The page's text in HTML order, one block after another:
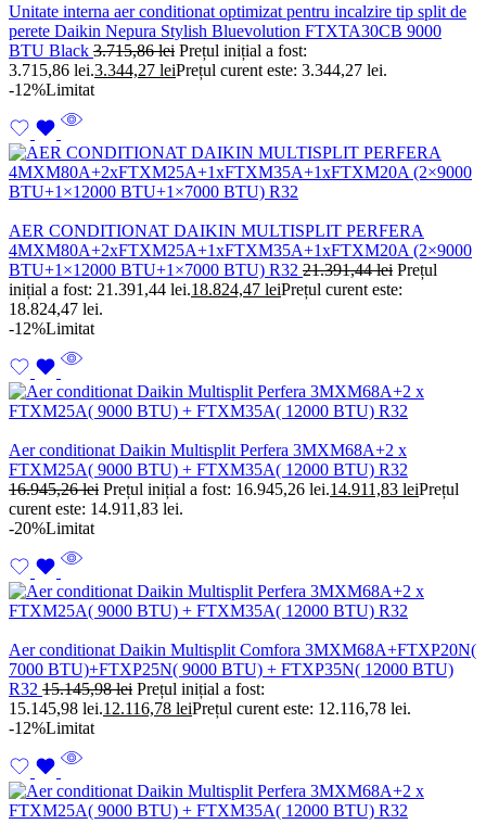
Unitate interna aer conditionat optimizat pentru incalzire tip split de
perete Daikin Nepura Stylish Bluevolution FTXTA30CB 9000
BTU Black 3.715,86lei Prețul inițial a fost:
3.715,86 lei.3.344,27 leiPrețul curent este: 3.344,27 lei.
-12%Limitat
AER CONDITIONAT DAIKIN MULTISPLIT PERFERA
4MXM80A+2xFTXM25A+1xFTXM35A+1xFTXM20A (2×9000
BTU+1×12000 BTU+1×7000 BTU) R32 21.391,44lei Prețul
inițial a fost: 21.391,44 lei.18.824,47 leiPrețul curent este:
18.824,47 lei.
-12%Limitat
Aer conditionat Daikin Multisplit Perfera 3MXM68A+2 x
FTXM25A( 9000 BTU) + FTXM35A( 12000 BTU) R32
16.945,26lei Prețul inițial a fost: 16.945,26 lei.14.911,83 leiPrețul
curent este: 14.911,83 lei.
-20%Limitat
Aer conditionat Daikin Multisplit Comfora 3MXM68A+FTXP20N(
7000 BTU)+FTXP25N( 9000 BTU) + FTXP35N( 12000 BTU)
R32 15.145,98lei Prețul inițial a fost:
15.145,98 lei.12.116,78 leiPrețul curent este: 12.116,78 lei.
-12%Limitat